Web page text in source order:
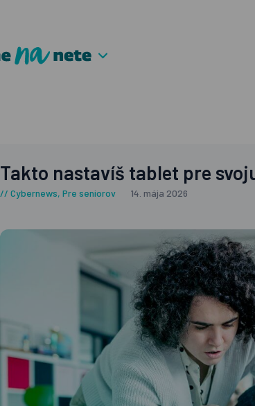
Takto nastavíš tablet pre
Cybernews,Pre seniorov 14. mája 2026